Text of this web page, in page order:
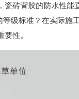
砖背胶的防水性能
级标准？在实际施
性。